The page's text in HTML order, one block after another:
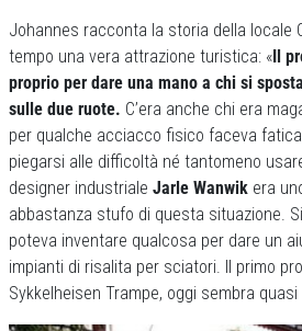
Johannes racconta la storia della locale
tempo una vera attrazione turistica: «Il
proprio per dare una mano a chi si
sulle due ruote. C’era anche chi era
per qualche acciacco fisico faceva
piegarsi alle difficoltà né tantomeno
designer industriale Jarle Wanwik era
abbastanza stufo di questa situazione.
poteva inventare qualcosa per dare un
impianti di risalita per sciatori. Il primo
Sykkelheisen Trampe, oggi sembra